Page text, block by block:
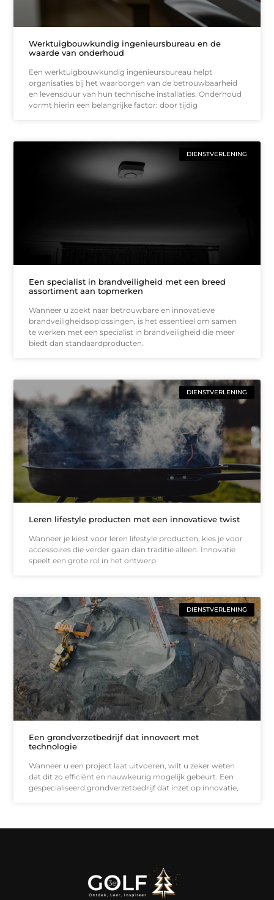
Werktuigbouwkundig ingenieursbureau en de
waarde van onderhoud
Een werktuigbouwkundig ingenieursbureau helpt
organisaties bij het waarborgen van de betrouwbaarheid
en levensduur van hun technische installaties. Onderhoud
vormt hierin een belangrijke factor: door tijdig
DIENSTVERLENING
Een specialist in brandveiligheid met een breed
assortiment aan topmerken
Wanneer u zoekt naar betrouwbare en innovatieve
brandveiligheidsoplossingen, is het essentieel om samen
te werken met een specialist in brandveiligheid die meer
biedt dan standaardproducten.
DIENSTVERLENING
Leren lifestyle producten met een innovatieve twist
Wanneer je kiest voor leren lifestyle producten, kies je voor
accessoires die verder gaan dan traditie alleen. Innovatie
speelt een grote rol in het ontwerp
DIENSTVERLENING
Een grondverzetbedrijf dat innoveert met
technologie
Wanneer u een project laat uitvoeren, wilt u zeker weten
dat dit zo efficiënt en nauwkeurig mogelijk gebeurt. Een
gespecialiseerd grondverzetbedrijf dat inzet op innovatie,